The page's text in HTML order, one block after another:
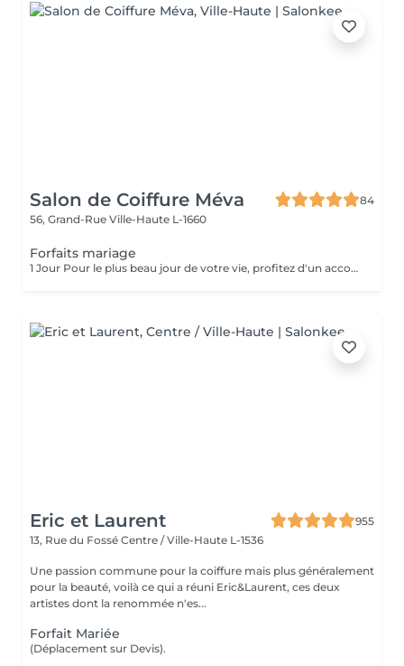
Salon de Coiffure Méva
84
56, Grand-Rue Ville-Haute L-1660
Forfaits mariage
1 Jour Pour le plus beau jour de votre vie, profitez d'un accompagnement sur-mesure. Notre forfait mariage comprend un essai coiffure afin de définir le style parfait, en harmonie avec votre robe et votre personnalité. Le jour J, nous réalisons une coiffure élégante et durable chignon raffiné, coiffure bohème, attaches romantiques ou brushing sophistiqué pour vous sublimer jusqu'au bout de la nuit. Sérénité, expertise et mise en beauté d'exception pour un moment inoubliable.
Eric et Laurent
955
13, Rue du Fossé Centre / Ville-Haute L-1536
Une passion commune pour la coiffure mais plus généralement
pour la beauté, voilà ce qui a réuni Eric&Laurent, ces deux
artistes dont la renommée n'es...
Forfait Mariée
(Déplacement sur Devis).